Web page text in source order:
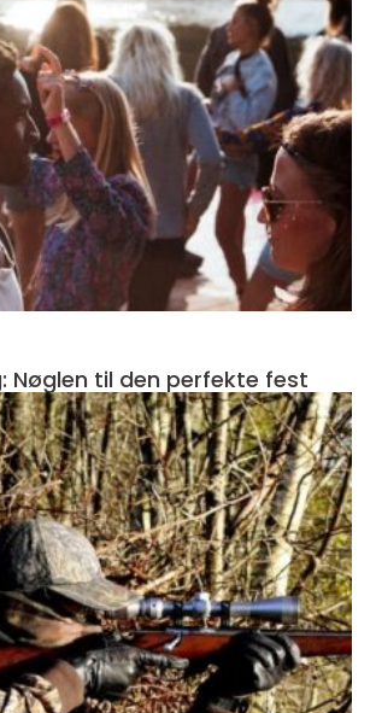
Nøglen til den perfekte fest